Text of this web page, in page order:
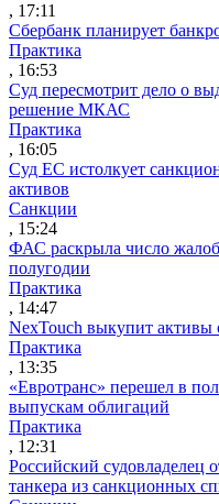
, 17:11
Сбербанк планирует
Практика
, 16:53
Суд пересмотрит дело о
решение МКАС
Практика
, 16:05
Суд ЕС истолкует
активов
Санкции
, 15:24
ФАС раскрыла число
полугодии
Практика
, 14:47
NexTouch выкупит активы
Практика
, 13:35
«Евротранс» перешел в
выпускам облигаций
Практика
, 12:31
Российский судовладелец
танкера из санкционных